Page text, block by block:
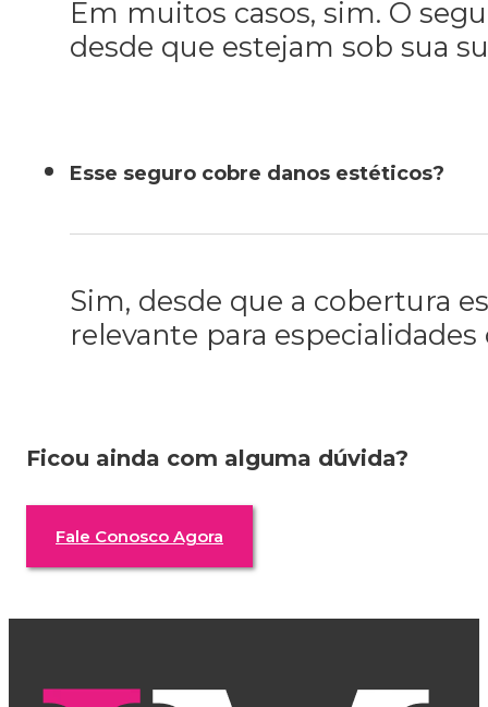
Em muitos casos, sim. O
desde que estejam sob sua
Esse seguro cobre danos estéticos?
Sim, desde que a cobertura
relevante para
Ficou ainda com alguma dúvida?
Fale Conosco Agora